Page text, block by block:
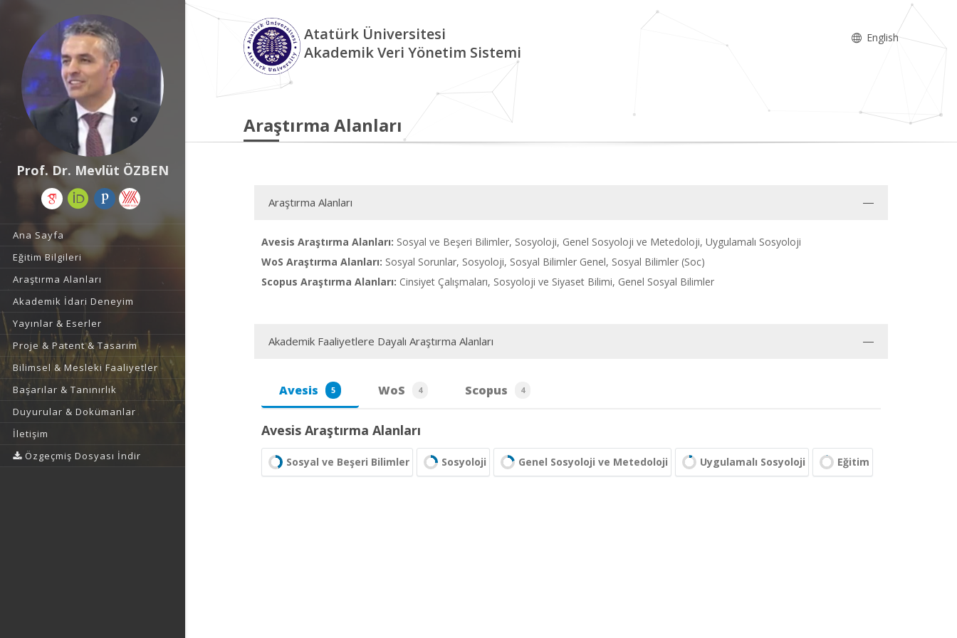
Prof. Dr. Mevlüt ÖZBEN
Ana Sayfa
Eğitim Bilgileri
Araştırma Alanları
Akademik İdari Deneyim
Yayınlar & Eserler
Proje & Patent & Tasarım
Bilimsel & Mesleki Faaliyetler
Başarılar & Tanınırlık
Duyurular & Dokümanlar
İletişim
Özgeçmiş Dosyası İndir
Atatürk Üniversitesi
Akademik Veri Yönetim Sistemi
English
Araştırma Alanları
Araştırma Alanları
Avesis Araştırma Alanları: Sosyal ve Beşeri Bilimler, Sosyoloji, Genel Sosyoloji ve Metedoloji, Uygulamalı Sosyoloji
WoS Araştırma Alanları: Sosyal Sorunlar, Sosyoloji, Sosyal Bilimler Genel, Sosyal Bilimler (Soc)
Scopus Araştırma Alanları: Cinsiyet Çalışmaları, Sosyoloji ve Siyaset Bilimi, Genel Sosyal Bilimler
Akademik Faaliyetlere Dayalı Araştırma Alanları
Avesis 5 WoS 4 Scopus 4
Avesis Araştırma Alanları
Sosyal ve Beşeri Bilimler Sosyoloji Genel Sosyoloji ve Metedoloji Uygulamalı Sosyoloji Eğitim